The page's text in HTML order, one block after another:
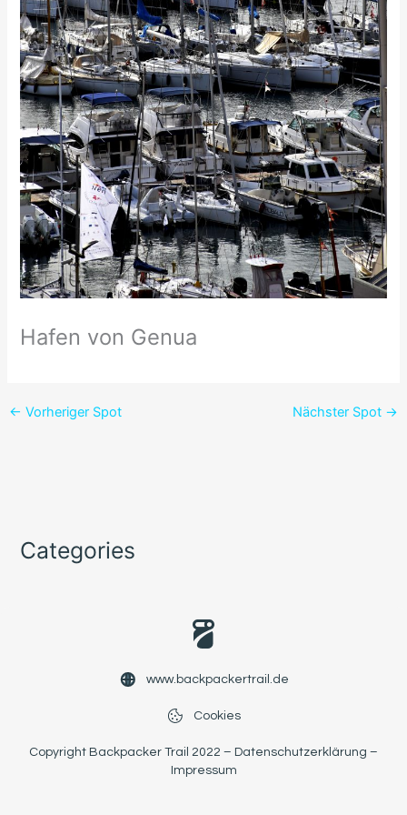
Hafen von Genua
← Vorheriger Spot Nächster Spot →
Categories
www.backpackertrail.de
Cookies
Copyright Backpacker Trail 2022 – Datenschutzerklärung –
Impressum